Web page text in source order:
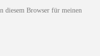
diesem Browser für meinen